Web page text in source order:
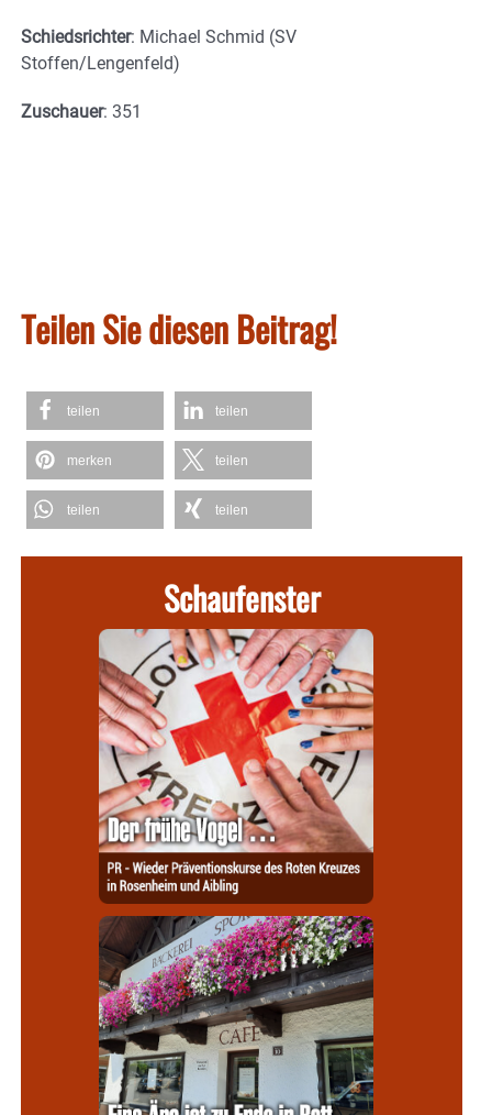
Schiedsrichter: Michael Schmid (SV
Stoffen/Lengenfeld)
Zuschauer: 351
Teilen Sie diesen Beitrag!
teilen teilen
merken teilen
teilen teilen
Schaufenster